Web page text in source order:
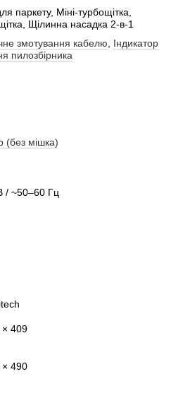
паркету, Міні-турбощітка,
Щілинна насадка 2-в-1
змотування кабелю
Індикатор
пилозбірника
(без мішка)
/ ~50–60 Гц
× 409
× 490